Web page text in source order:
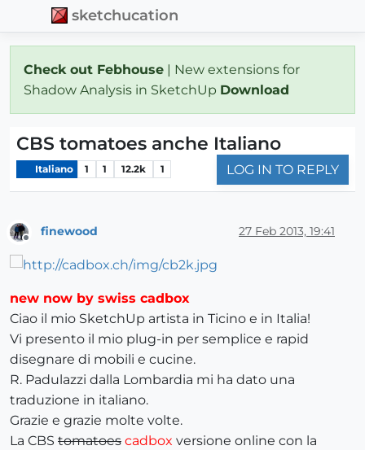
sketchucation
Check out Febhouse | New extensions for
Shadow Analysis in SketchUp Download
CBS tomatoes anche Italiano
Italiano 1 1 12.2k 1 LOG IN TO REPLY
finewood 27 Feb 2013, 19:41
new now by swiss cadbox
Ciao il mio SketchUp artista in Ticino e in Italia!
Vi presento il mio plug-in per semplice e rapid
disegnare di mobili e cucine.
R. Padulazzi dalla Lombardia mi ha dato una
traduzione in italiano.
Grazie e grazie molte volte.
La CBS tomatoes cadbox versione online con la